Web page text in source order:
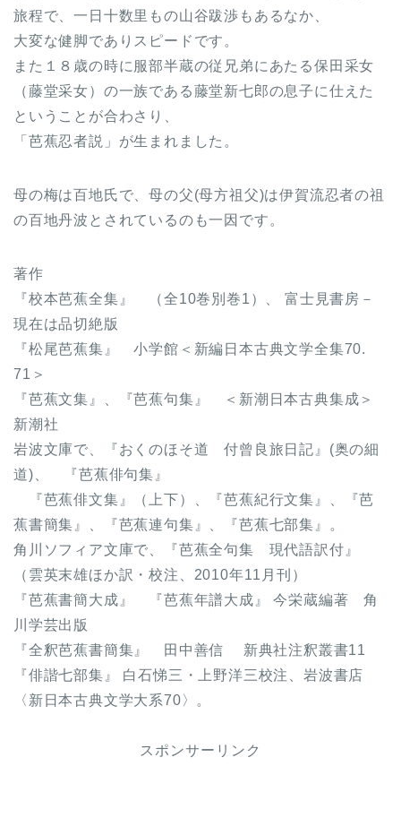
旅程で、一日十数里もの山谷跋渉もあるなか、
大変な健脚でありスピードです。
また１８歳の時に服部半蔵の従兄弟にあたる保田采女
（藤堂采女）の一族である藤堂新七郎の息子に仕えた
ということが合わさり、
「芭蕉忍者説」が生まれました。
母の梅は百地氏で、母の父(母方祖父)は伊賀流忍者の祖
の百地丹波とされているのも一因です。
著作
『校本芭蕉全集』 （全10巻別巻1）、 富士見書房－
現在は品切絶版
『松尾芭蕉集』 小学館＜新編日本古典文学全集70.
71＞
『芭蕉文集』、『芭蕉句集』 ＜新潮日本古典集成＞
新潮社
岩波文庫で、『おくのほそ道 付曾良旅日記』(奥の細
道)、 『芭蕉俳句集』
『芭蕉俳文集』（上下）、『芭蕉紀行文集』、『芭
蕉書簡集』、『芭蕉連句集』、『芭蕉七部集』。
角川ソフィア文庫で、『芭蕉全句集 現代語訳付』
（雲英末雄ほか訳・校注、2010年11月刊）
『芭蕉書簡大成』 『芭蕉年譜大成』 今栄蔵編著 角
川学芸出版
『全釈芭蕉書簡集』 田中善信 新典社注釈叢書11
『俳諧七部集』 白石悌三・上野洋三校注、岩波書店
〈新日本古典文学大系70〉。
スポンサーリンク